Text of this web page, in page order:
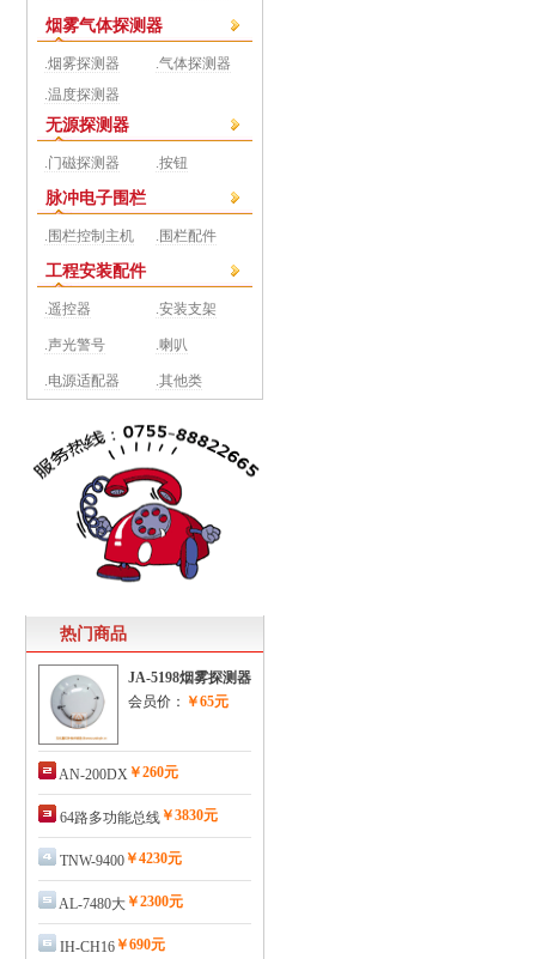
烟雾气体探测器
.烟雾探测器
.气体探测器
.温度探测器
无源探测器
.门磁探测器 .按钮
脉冲电子围栏
.围栏控制主机 .围栏配件
工程安装配件
.遥控器 .安装支架
.声光警号 .喇叭
.电源适配器 .其他类
热门商品
JA-5198烟雾探测器
会员价： ￥65元
AN-200DX ￥260元
64路多功能总线 ￥3830元
TNW-9400 ￥4230元
AL-7480大 ￥2300元
IH-CH16 ￥690元